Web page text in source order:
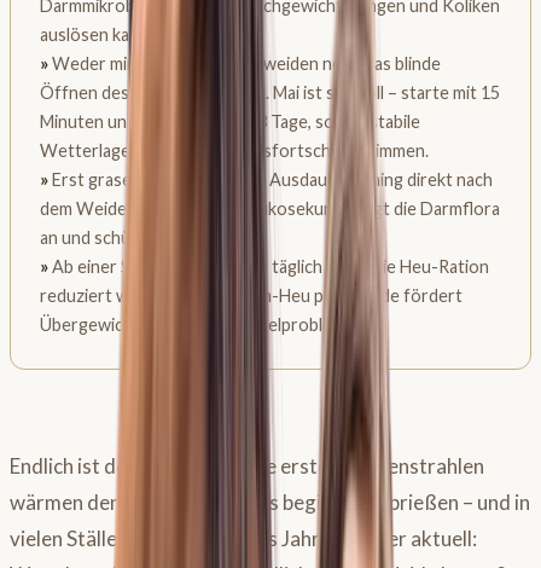
Darmmikrobiom aus dem Gleichgewicht bringen und Koliken
auslösen kann.
»Weder minutengenaues Anweiden noch das blinde
Öffnen des Weidetores am 1. Mai ist sinnvoll – starte mit 15
Minuten und steigere alle 2–3 Tage, sobald stabile
Wetterlagen und Vegetationsfortschritt stimmen.
»Erst grasen, dann bewegen: Ausdauertraining direkt nach
dem Weidegang senkt die Glukosekurve, regt die Darmflora
an und schützt vor Koliken.
»Ab einer Stunde Weidegang täglich sollte die Heu-Ration
reduziert werden – Ad-libitum-Heu plus Weide fördert
Übergewicht und Stoffwechselprobleme.
Endlich ist der Frühling da. Die ersten Sonnenstrahlen
wärmen den Rücken, das Gras beginnt zu sprießen – und in
vielen Ställen ist die Frage des Jahres wieder aktuell: